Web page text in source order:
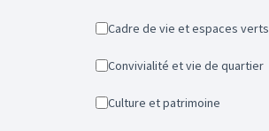
Cadre de vie et espaces verts
Convivialité et vie de quartier
Culture et patrimoine